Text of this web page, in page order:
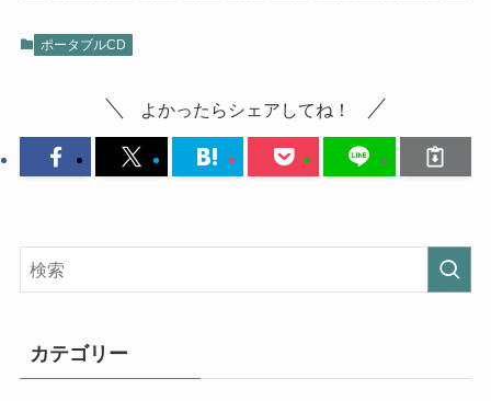
ポータブルCD
よかったらシェアしてね！
カテゴリー